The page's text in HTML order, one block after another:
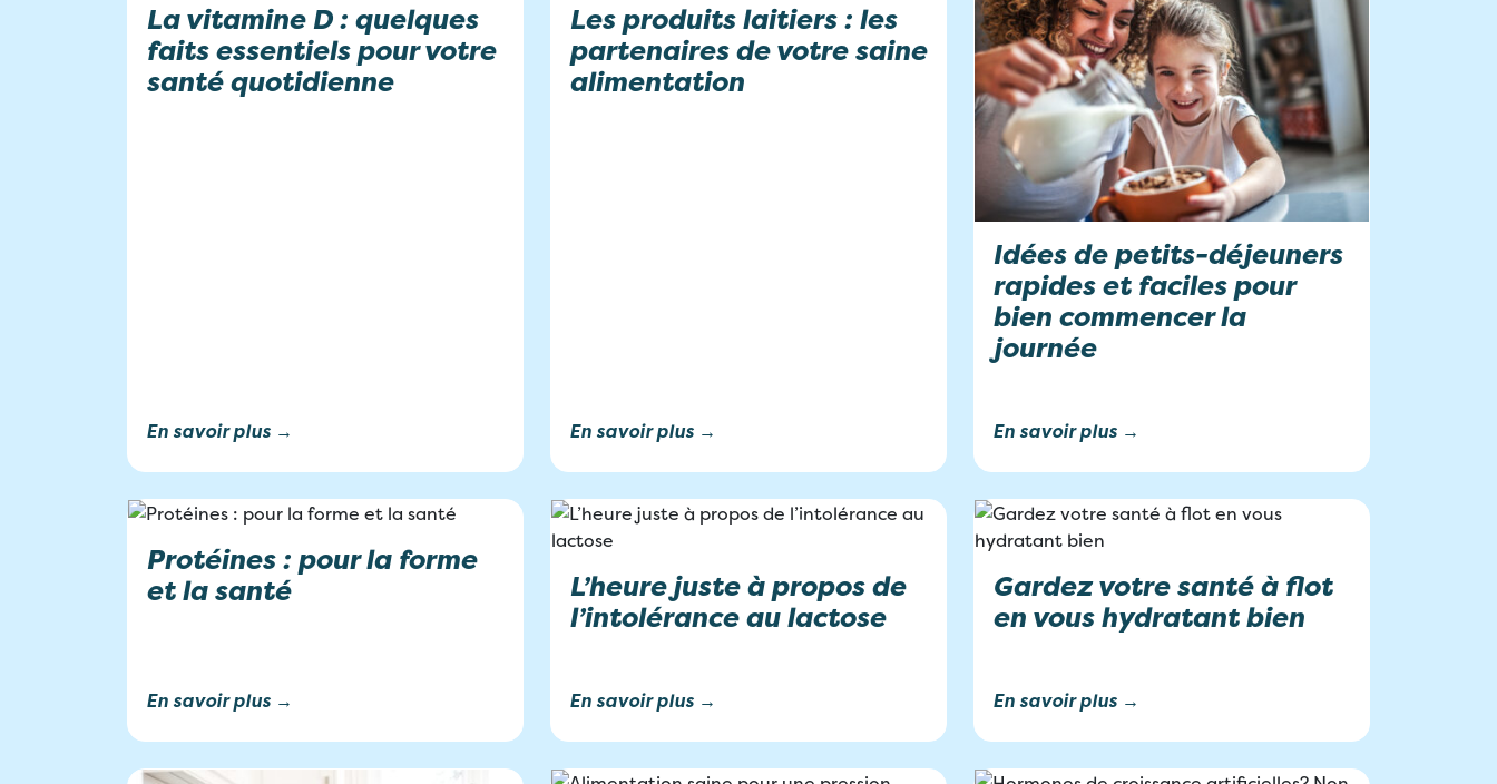
La vitamine D : quelques
faits essentiels pour votre
santé quotidienne
En savoir plus →
Les produits laitiers : les
partenaires de votre saine
alimentation
En savoir plus →
Idées de petits-déjeuners
rapides et faciles pour
bien commencer la
journée
En savoir plus →
Protéines : pour la forme
et la santé
En savoir plus →
L’heure juste à propos de
l’intolérance au lactose
En savoir plus →
Gardez votre santé à flot
en vous hydratant bien
En savoir plus →